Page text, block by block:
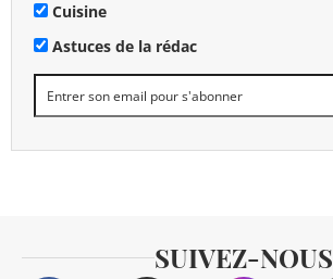
Cuisine
Astuces de la rédac
SUIVEZ-NOUS